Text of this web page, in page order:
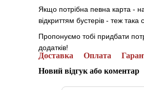
Якщо потрібна певна карта -
відкриттям бустерів - теж така
Пропонуємо тобі придбати
додатків!
Доставка Оплата
Новий відгук або коментар